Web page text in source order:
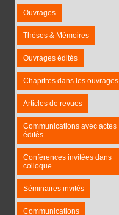
Ouvrages
Thèses & Mémoires
Ouvrages édités
Chapitres dans les ouvrages
Articles de revues
Communications avec actes
édités
Conférences invitées dans
colloque
Séminaires invités
Communications